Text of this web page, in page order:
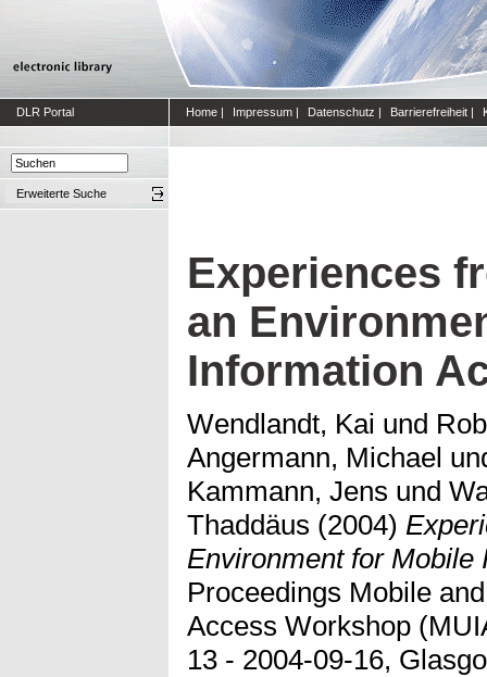
DLR Portal Home | Impressum | Datenschutz | Barrierefreiheit |
Erweiterte Suche
Experiences
an
Information
Wendlandt, Kai und
Angermann, Michael
Kammann, Jens und
Thaddäus (2004)
Environment for Mobile
Proceedings Mobile
Access Workshop
13 - 2004-09-16,